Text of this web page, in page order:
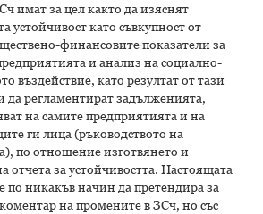
имат за цел както да изяснят
устойчивост като съвкупност от
финансовите показатели за
и анализ на социално-
въздействие, като резултат от тази
да регламентират задълженията,
на самите предприятията и на
ги лица (ръководството на
по отношение изготвянето и
отчета за устойчивостта. Настоящата
по никакъв начин да претендира за
на промените в ЗСч, но със